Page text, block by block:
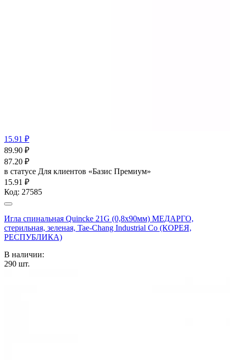
15.91 ₽
89.90 ₽
87.20 ₽
в статусе Для клиентов «Базис Премиум»
15.91 ₽
Код: 27585
Игла спинальная Quincke 21G (0,8х90мм) МЕДАРГО,
стерильная, зеленая, Tae-Chang Industrial Co (КОРЕЯ,
РЕСПУБЛИКА)
В наличии:
290 шт.